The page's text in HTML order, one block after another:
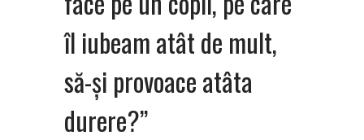
îl iubeam atât de mult,
să-și provoace atâta
durere?”